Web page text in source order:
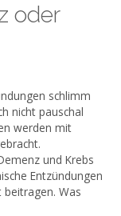
oder
schlimm
nicht pauschal
werden mit
und Krebs
Entzündungen
Was